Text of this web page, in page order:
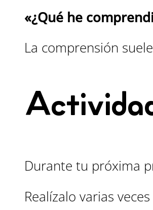
«¿Qué he
La comprensión
Durante tu próxima
Realízalo varias